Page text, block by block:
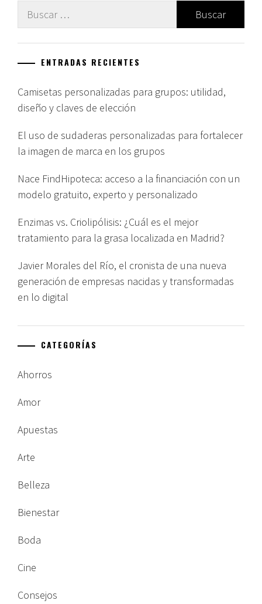
Buscar:
ENTRADAS RECIENTES
Camisetas personalizadas para grupos: utilidad,
diseño y claves de elección
El uso de sudaderas personalizadas para fortalecer
la imagen de marca en los grupos
Nace FindHipoteca: acceso a la financiación con un
modelo gratuito, experto y personalizado
Enzimas vs. Criolipólisis: ¿Cuál es el mejor
tratamiento para la grasa localizada en Madrid?
Javier Morales del Río, el cronista de una nueva
generación de empresas nacidas y transformadas
en lo digital
CATEGORÍAS
Ahorros
Amor
Apuestas
Arte
Belleza
Bienestar
Boda
Cine
Consejos